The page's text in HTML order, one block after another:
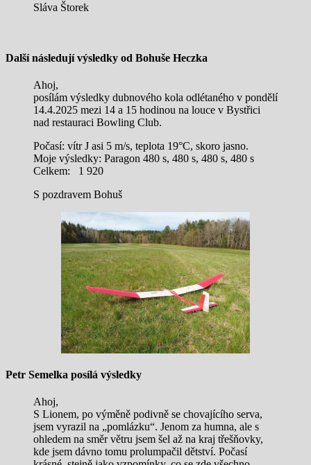
Sláva Štorek
Další následují výsledky od Bohuše Heczka
Ahoj,
posílám výsledky dubnového kola odlétaného v pondělí
14.4.2025 mezi 14 a 15 hodinou na louce v Bystřici
nad restauraci Bowling Club.
Počasí: vítr J asi 5 m/s, teplota 19°C, skoro jasno.
Moje výsledky: Paragon 480 s, 480 s, 480 s, 480 s
Celkem: 1 920
S pozdravem Bohuš
Petr Semelka posílá výsledky
Ahoj,
S Lionem, po výměně podivně se chovajícího serva,
jsem vyrazil na „pomlázku“. Jenom za humna, ale s
ohledem na směr větru jsem šel až na kraj třešňovky,
kde jsem dávno tomu prolumpačil dětství. Počasí